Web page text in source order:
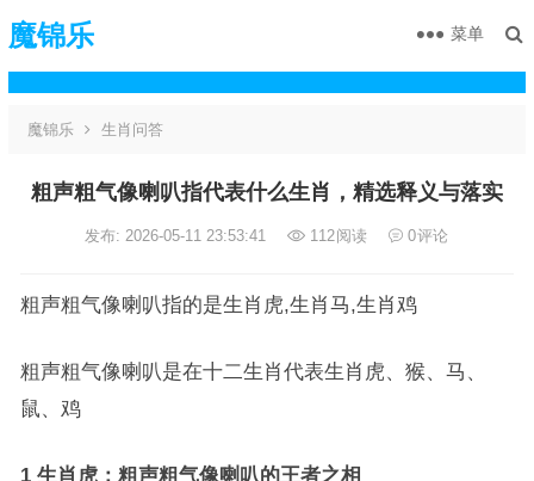
魔锦乐 菜单
魔锦乐 生肖问答
粗声粗气像喇叭指代表什么生肖，精选释义与落实
发布: 2026-05-11 23:53:41 112阅读 0评论
粗声粗气像喇叭指的是生肖虎,生肖马,生肖鸡
粗声粗气像喇叭是在十二生肖代表生肖虎、猴、马、
鼠、鸡
1 生肖虎：粗声粗气像喇叭的王者之相